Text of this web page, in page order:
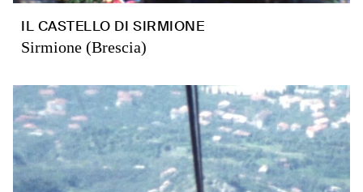
IL CASTELLO DI SIRMIONE
Sirmione (Brescia)